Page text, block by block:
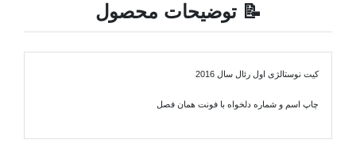
📝 توضیحات محصول
کیت نوستالژی اول رئال سال 2016
چاپ اسم و شماره دلخواه با فونت همان فصل